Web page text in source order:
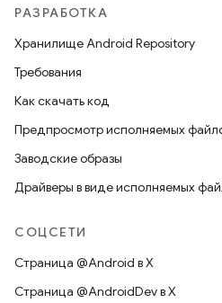
РАЗРАБОТКА
Хранилище Android Repository
Требования
Как скачать код
Предпросмотр исполняемых
Заводские образы
Драйверы в виде исполняемых
СОЦСЕТИ
Страница @Android в X
Страница @AndroidDev в X